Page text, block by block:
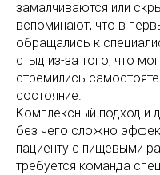
замалчиваются или
вспоминают, что в
обращались к
стыд из-за того, что
стремились
состояние.
Комплексный подход и
без чего сложно
пациенту с пищевыми
требуется команда